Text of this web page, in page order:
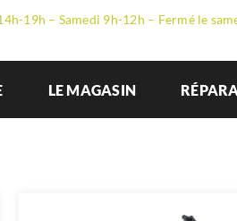
19h – Samedi 9h-12h – Fermé le
LE MAGASIN